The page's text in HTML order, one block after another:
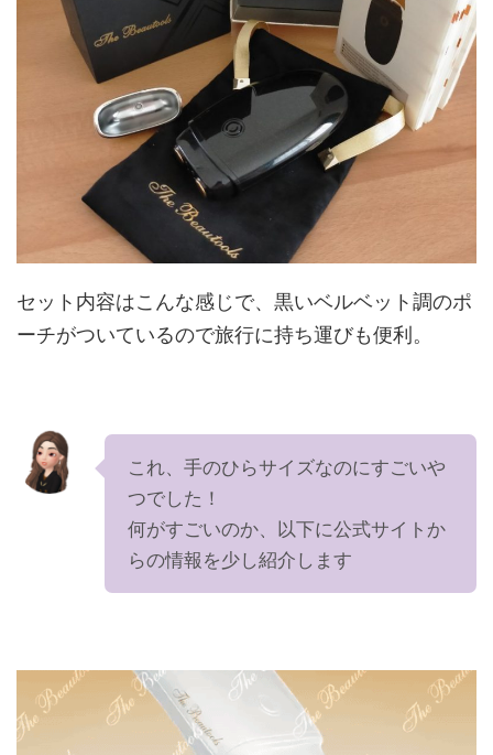
セット内容はこんな感じで、黒いベルベット調のポ
ーチがついているので旅行に持ち運びも便利。
これ、手のひらサイズなのにすごいや
つでした！
何がすごいのか、以下に公式サイトか
らの情報を少し紹介します